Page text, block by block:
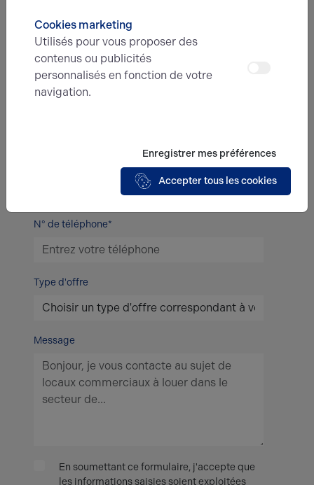
N° de téléphone*
Type d'offre
Message
En soumettant ce formulaire, j'accepte que
les informations saisies soient exploitées
Cookies marketing
Utilisés pour vous proposer des
contenus ou publicités
personnalisés en fonction de votre
navigation.
Enregistrer mes préférences
Accepter tous les cookies